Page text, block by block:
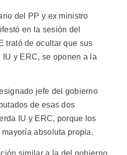
del PP y ex ministro
en la sesión del
trató de ocultar que sus
y ERC, se oponen a la
jefe del gobierno
de esas dos
IU y ERC, porque los
absoluta propia.
similar a la del gobierno